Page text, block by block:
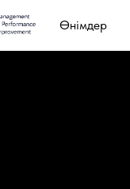
Өнімдер